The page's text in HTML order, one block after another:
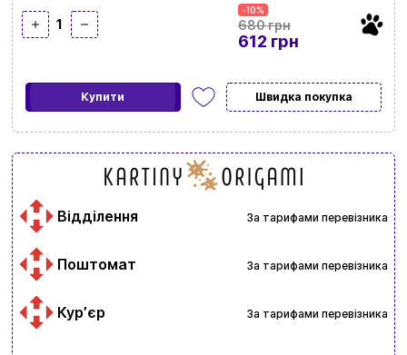
-10%
680 грн
612 грн
1
Купити Швидка покупка
Відділення За тарифами перевізника
Поштомат За тарифами перевізника
Курʼєр За тарифами перевізника